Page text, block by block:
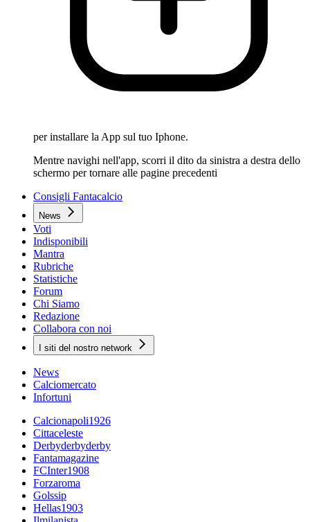
per installare la App sul tuo Iphone.
Mentre navighi nell'app, scorri il dito da sinistra a destra dello
schermo per tornare alle pagine precedenti
Consigli Fantacalcio
News
Voti
Indisponibili
Mantra
Rubriche
Statistiche
Forum
Chi Siamo
Redazione
Collabora con noi
I siti del nostro network
News
Calciomercato
Infortuni
Calcionapoli1926
Cittaceleste
Derbyderbyderby
Fantamagazine
FCInter1908
Forzaroma
Golssip
Hellas1903